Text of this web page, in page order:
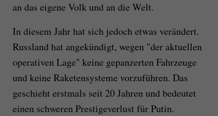
an das eigene Volk und an die Welt.
In diesem Jahr hat sich jedoch etwas verändert.
Russland hat angekündigt, wegen "der aktuellen
operativen Lage" keine gepanzerten Fahrzeuge
und keine Raketensysteme vorzuführen. Das
geschieht erstmals seit 20 Jahren und bedeutet
einen schweren Prestigeverlust für Putin.